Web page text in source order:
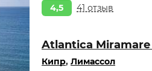
4,5 41 отзыв
Atlantica Miramare
Кипр, Лимассол